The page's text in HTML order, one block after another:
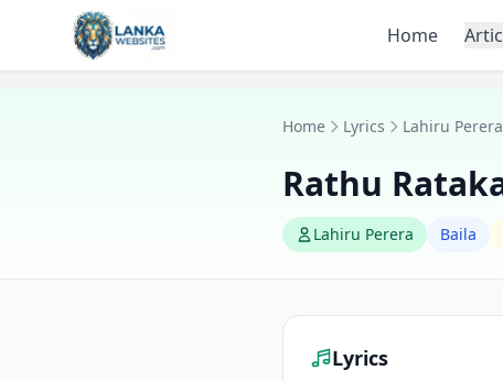
Skip to content
Home
Home Lyrics Lahiru Perera
Rathu
Lahiru Perera Baila
Lyrics